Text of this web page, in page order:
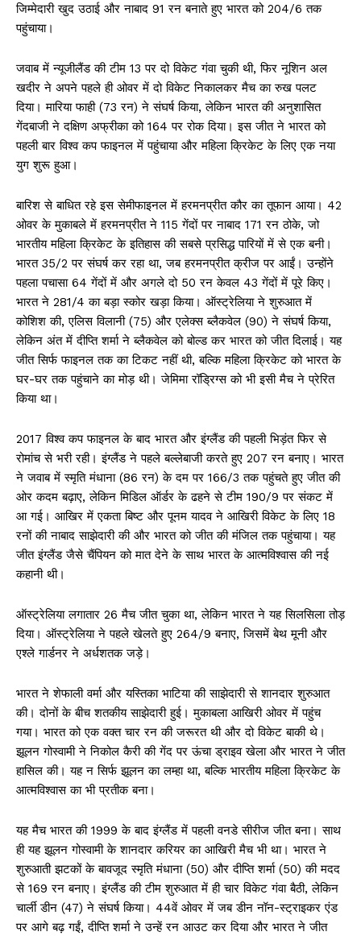
जिम्मेदारी खुद उठाई और नाबाद 91 रन बनाते हुए भारत को 204/6 तक
पहुंचाया।
जवाब में न्यूजीलैंड की टीम 13 पर दो विकेट गंवा चुकी थी, फिर नूशिन अल
खदीर ने अपने पहले ही ओवर में दो विकेट निकालकर मैच का रुख पलट
दिया। मारिया फाही (73 रन) ने संघर्ष किया, लेकिन भारत की अनुशासित
गेंदबाजी ने दक्षिण अफ्रीका को 164 पर रोक दिया। इस जीत ने भारत को
पहली बार विश्व कप फाइनल में पहुंचाया और महिला क्रिकेट के लिए एक नया
युग शुरू हुआ।
बारिश से बाधित रहे इस सेमीफाइनल में हरमनप्रीत कौर का तूफान आया। 42
ओवर के मुकाबले में हरमनप्रीत ने 115 गेंदों पर नाबाद 171 रन ठोके, जो
भारतीय महिला क्रिकेट के इतिहास की सबसे प्रसिद्ध पारियों में से एक बनी।
भारत 35/2 पर संघर्ष कर रहा था, जब हरमनप्रीत क्रीज पर आईं। उन्होंने
पहला पचासा 64 गेंदों में और अगले दो 50 रन केवल 43 गेंदों में पूरे किए।
भारत ने 281/4 का बड़ा स्कोर खड़ा किया। ऑस्ट्रेलिया ने शुरुआत में
कोशिश की, एलिस विलानी (75) और एलेक्स ब्लैकवेल (90) ने संघर्ष किया,
लेकिन अंत में दीप्ति शर्मा ने ब्लैकवेल को बोल्ड कर भारत को जीत दिलाई। यह
जीत सिर्फ फाइनल तक का टिकट नहीं थी, बल्कि महिला क्रिकेट को भारत के
घर-घर तक पहुंचाने का मोड़ थी। जेमिमा रॉड्रिग्स को भी इसी मैच ने प्रेरित
किया था।
2017 विश्व कप फाइनल के बाद भारत और इंग्लैंड की पहली भिड़ंत फिर से
रोमांच से भरी रही। इंग्लैंड ने पहले बल्लेबाजी करते हुए 207 रन बनाए। भारत
ने जवाब में स्मृति मंधाना (86 रन) के दम पर 166/3 तक पहुंचते हुए जीत की
ओर कदम बढ़ाए, लेकिन मिडिल ऑर्डर के ढहने से टीम 190/9 पर संकट में
आ गई। आखिर में एकता बिष्ट और पूनम यादव ने आखिरी विकेट के लिए 18
रनों की नाबाद साझेदारी की और भारत को जीत की मंजिल तक पहुंचाया। यह
जीत इंग्लैंड जैसे चैंपियन को मात देने के साथ भारत के आत्मविश्वास की नई
कहानी थी।
ऑस्ट्रेलिया लगातार 26 मैच जीत चुका था, लेकिन भारत ने यह सिलसिला तोड़
दिया। ऑस्ट्रेलिया ने पहले खेलते हुए 264/9 बनाए, जिसमें बेथ मूनी और
एश्ले गार्डनर ने अर्धशतक जड़े।
भारत ने शेफाली वर्मा और यस्तिका भाटिया की साझेदारी से शानदार शुरुआत
की। दोनों के बीच शतकीय साझेदारी हुई। मुकाबला आखिरी ओवर में पहुंच
गया। भारत को एक वक्त चार रन की जरूरत थी और दो विकेट बाकी थे।
झूलन गोस्वामी ने निकोल कैरी की गेंद पर ऊंचा ड्राइव खेला और भारत ने जीत
हासिल की। यह न सिर्फ झूलन का लम्हा था, बल्कि भारतीय महिला क्रिकेट के
आत्मविश्वास का भी प्रतीक बना।
यह मैच भारत की 1999 के बाद इंग्लैंड में पहली वनडे सीरीज जीत बना। साथ
ही यह झूलन गोस्वामी के शानदार करियर का आखिरी मैच भी था। भारत ने
शुरुआती झटकों के बावजूद स्मृति मंधाना (50) और दीप्ति शर्मा (50) की मदद
से 169 रन बनाए। इंग्लैंड की टीम शुरुआत में ही चार विकेट गंवा बैठी, लेकिन
चार्ली डीन (47) ने संघर्ष किया। 44वें ओवर में जब डीन नॉन-स्ट्राइकर एंड
पर आगे बढ़ गईं, दीप्ति शर्मा ने उन्हें रन आउट कर दिया और भारत ने जीत